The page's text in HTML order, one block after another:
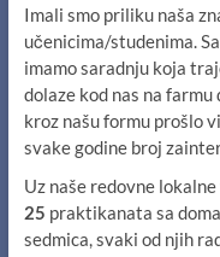
Imali smo priliku naša
učenicima/studenima.
imamo saradnju koja
dolaze kod nas na
kroz našu formu prošlo
svake godine broj
Uz naše redovne
25 praktikanata sa
sedmica, svaki od njih